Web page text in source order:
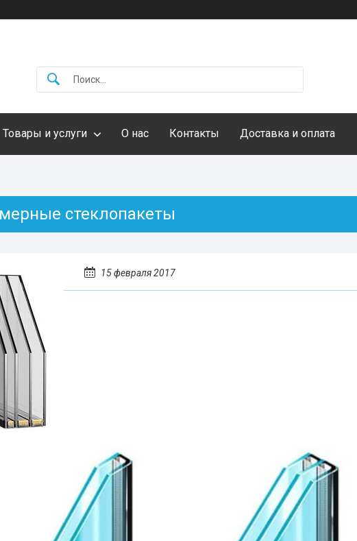
Товары и услуги О нас Контакты Доставка и оплата
стеклопакеты
15 февраля 2017